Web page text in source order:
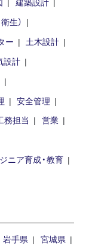
生）
ー
土木設計
設計
安全管理
務担当
営業
ニア育成・教育
岩手県
宮城県